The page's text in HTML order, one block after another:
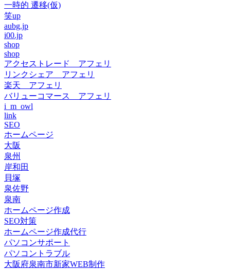
一時的 遷移(仮)
笑up
aubg.jp
i00.jp
shop
shop
アクセストレード アフェリ
リンクシェア アフェリ
楽天 アフェリ
バリューコマース アフェリ
i_m_owl
link
SEO
ホームページ
大阪
泉州
岸和田
貝塚
泉佐野
泉南
ホームページ作成
SEO対策
ホームページ作成代行
パソコンサポート
パソコントラブル
大阪府泉南市新家WEB制作